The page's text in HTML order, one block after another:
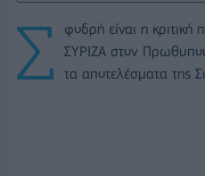
Σ
φοδρή είναι η κριτική
ΣΥΡΙΖΑ στον
τα αποτελέσματα της